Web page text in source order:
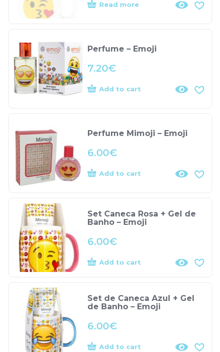
Read more
Perfume – Emoji
7.20€
Add to cart
Perfume Mimoji – Emoji
6.00€
Add to cart
Set Caneca Rosa + Gel de
Banho – Emoji
6.00€
Add to cart
Set de Caneca Azul + Gel
de Banho – Emoji
6.00€
Add to cart